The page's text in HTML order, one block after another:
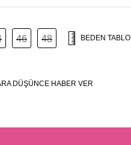
46 48 BEDEN
DÜŞÜNCE HABER VER